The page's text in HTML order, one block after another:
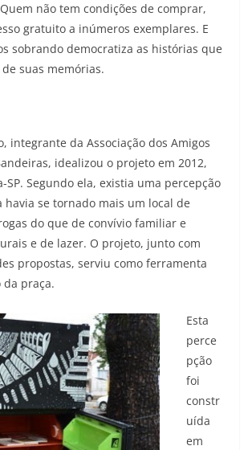
não tem condições de comprar,
gratuito a inúmeros exemplares. E
sobrando democratiza as histórias que
suas memórias.
integrante da Associação dos Amigos
idealizou o projeto em 2012,
SP. Segundo ela, existia uma percepção
havia se tornado mais um local de
do que de convívio familiar e
e de lazer. O projeto, junto com
propostas, serviu como ferramenta
da praça.
Esta
perce
pção
foi
constr
uída
em